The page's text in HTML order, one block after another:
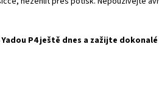
P4 ještě dnes a zažijte